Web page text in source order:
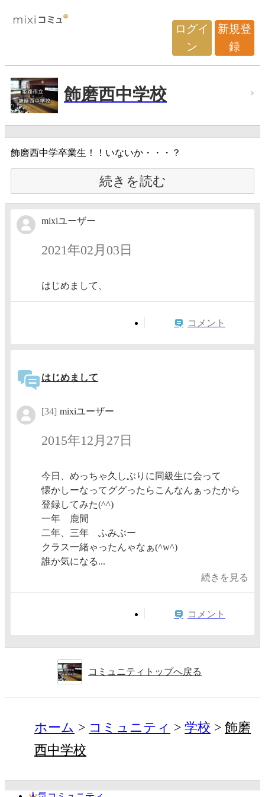
ログイ
ン
新規登
録
飾磨西中学校
飾磨西中学卒業生！！いないか・・・？
続きを読む
mixiユーザー
2021年02月03日
はじめまして、
コメント
はじめまして
[34] mixiユーザー
2015年12月27日
今日、めっちゃ久しぶりに同級生に会って
懐かしーなってググったらこんなんぁったから
登録してみた(^^)
一年 鹿間
二年、三年 ふみぶー
クラス一緒ゃったんゃなぁ(^w^)
誰か気になる...
続きを見る
コメント
コミュニティトップへ戻る
ホーム コミュニティ 学校
飾磨
西中学校